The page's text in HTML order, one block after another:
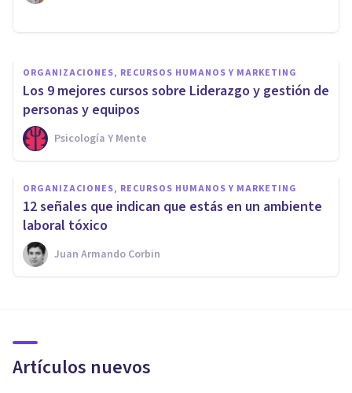
ORGANIZACIONES, RECURSOS HUMANOS Y MARKETING
Los 9 mejores cursos sobre Liderazgo y gestión de
personas y equipos
Psicología Y Mente
ORGANIZACIONES, RECURSOS HUMANOS Y MARKETING
​12 señales que indican que estás en un ambiente
laboral tóxico
Juan Armando Corbin
Artículos nuevos